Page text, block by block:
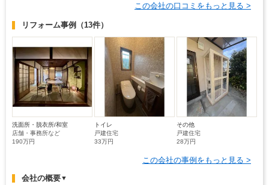
この会社の口コミをもっと見る >
リフォーム事例 （13件）
洗面所・脱衣所/和室
店舗・事務所など
190万円
トイレ
戸建住宅
33万円
その他
戸建住宅
28万円
この会社の事例をもっと見る >
会社の概要▼